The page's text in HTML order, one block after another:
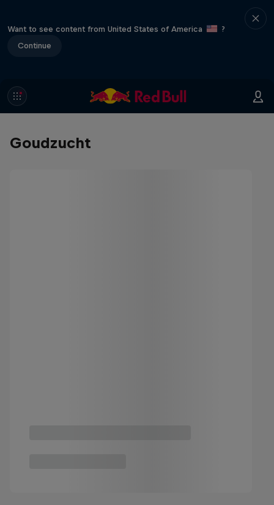
Want to see content from United States of America
?
Continue
Goudzucht